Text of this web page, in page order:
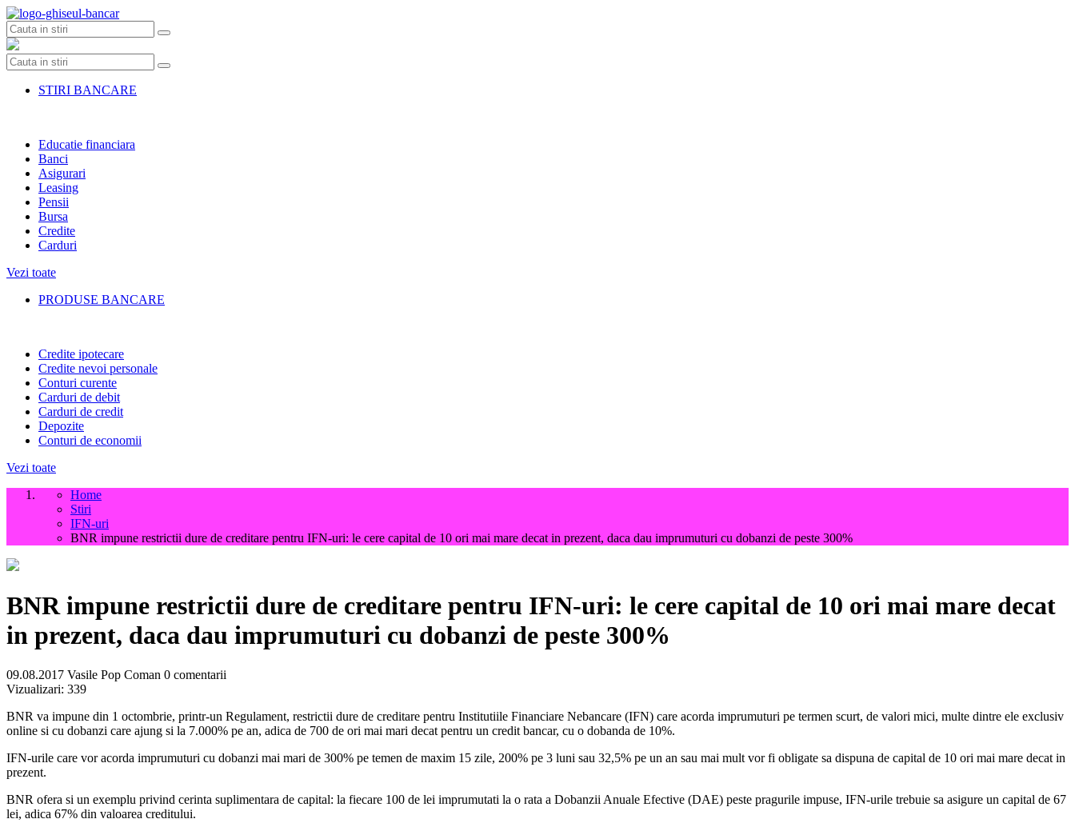
Skip
to
content
STIRI BANCARE
Educatie financiara
Banci
Asigurari
Leasing
Pensii
Bursa
Credite
Carduri
Vezi toate
PRODUSE BANCARE
Credite ipotecare
Credite nevoi personale
Conturi curente
Carduri de debit
Carduri de credit
Depozite
Conturi de economii
Vezi toate
Home
Stiri
IFN-uri
BNR impune restrictii dure de creditare pentru IFN-uri: le cere capital de 10 ori mai mare decat in prezent, daca dau imprumuturi cu dobanzi de peste 300%
BNR impune restrictii dure de creditare pentru IFN-uri: le cere capital de 10 ori mai mare decat
in prezent, daca dau imprumuturi cu dobanzi de peste 300%
09.08.2017 Vasile Pop Coman 0 comentarii
Vizualizari: 339
BNR va impune din 1 octombrie, printr-un Regulament, restrictii dure de creditare pentru Institutiile Financiare Nebancare (IFN) care acorda imprumuturi pe termen scurt, de valori mici, multe dintre ele exclusiv
online si cu dobanzi care ajung si la 7.000% pe an, adica de 700 de ori mai mari decat pentru un credit bancar, cu o dobanda de 10%.
IFN-urile care vor acorda imprumuturi cu dobanzi mai mari de 300% pe temen de maxim 15 zile, 200% pe 3 luni sau 32,5% pe un an sau mai mult vor fi obligate sa dispuna de capital de 10 ori mai mare decat in
prezent.
BNR ofera si un exemplu privind cerinta suplimentara de capital: la fiecare 100 de lei imprumutati la o rata a Dobanzii Anuale Efective (DAE) peste pragurile impuse, IFN-urile trebuie sa asigure un capital de 67
lei, adica 67% din valoarea creditului.